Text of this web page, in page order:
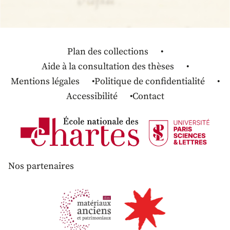
Plan des collections
Aide à la consultation des thèses
Mentions légales
Politique de confidentialité
Accessibilité
Contact
Nos partenaires